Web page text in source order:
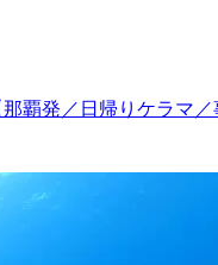
覇発／日帰りケラマ／